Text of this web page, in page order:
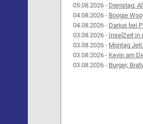
05.08.2026 - Dienstag:
04.08.2026 - Boogie
04.08.2026 - Darius bei
03.08.2026 - InselZeit in
03.08.2026 - Montag
03.08.2026 - Kevin am
03.08.2026 - Burger,